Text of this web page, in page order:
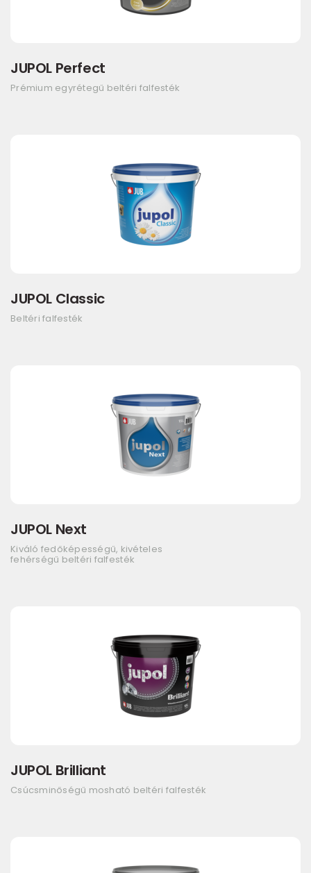
JUPOL Perfect
Prémium egyrétegű beltéri falfesték
JUPOL Classic
Beltéri falfesték
JUPOL Next
Kiváló fedőképességű, kivételes
fehérségű beltéri falfesték
JUPOL Brilliant
Csúcsminőségű mosható beltéri falfesték